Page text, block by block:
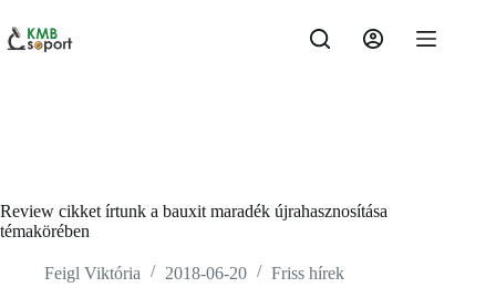
content
Review cikket írtunk a bauxit maradék újrahasznosítása
témakörében
Feigl Viktória 2018-06-20 Friss hírek